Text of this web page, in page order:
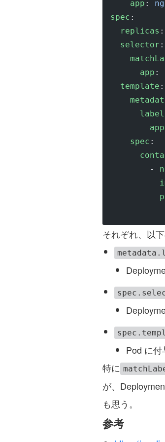
    app
:
spec :
  replicas
:
  selector
:
      app
:
  template
:
        app
    spec
:
        -
それぞれ、以
Pod に
特に
が、
も思う。
参考